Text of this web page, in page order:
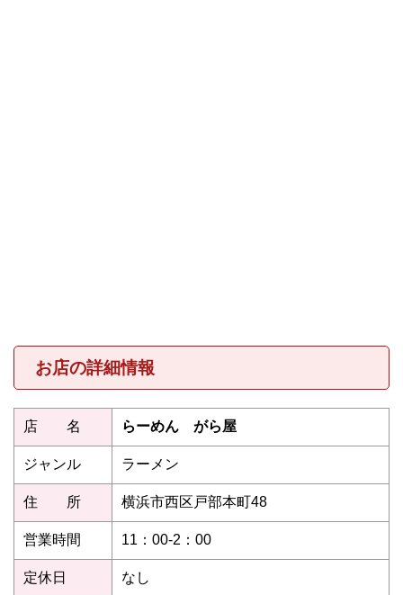
お店の詳細情報
店 名 らーめん がら屋
ジャンル ラーメン
住 所 横浜市西区戸部本町48
営業時間 11：00-2：00
定休日 なし